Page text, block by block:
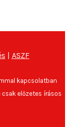
| ASZF
kapcsolatban
előzetes írásos